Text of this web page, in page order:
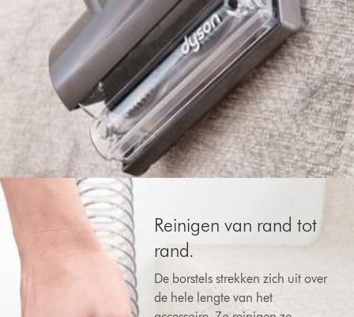
Reinigen van rand tot
rand.
De borstels strekken zich uit over
de hele lengte van het